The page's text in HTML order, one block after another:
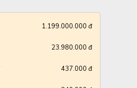
1.199.000.000 đ
23.980.000 đ
437.000 đ